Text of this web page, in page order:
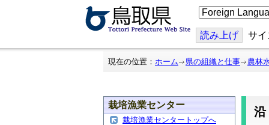
こ
の
ジ
を
翻
読み上げ サイ
現在の位置： ホーム 県の組織と仕事 農林
栽培漁業センター
栽培漁業センタートップへ